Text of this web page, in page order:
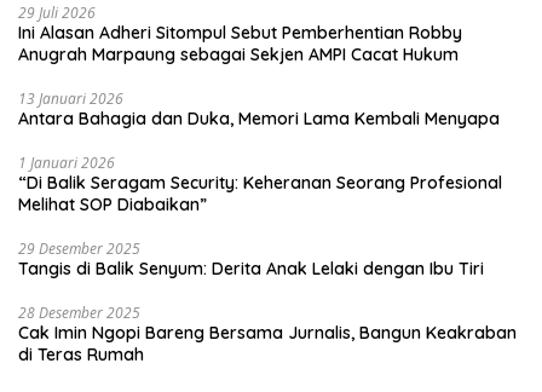
29 Juli 2026
Ini Alasan Adheri Sitompul Sebut Pemberhentian Robby
Anugrah Marpaung sebagai Sekjen AMPI Cacat Hukum
13 Januari 2026
Antara Bahagia dan Duka, Memori Lama Kembali Menyapa
1 Januari 2026
“Di Balik Seragam Security: Keheranan Seorang Profesional
Melihat SOP Diabaikan”
29 Desember 2025
Tangis di Balik Senyum: Derita Anak Lelaki dengan Ibu Tiri
28 Desember 2025
Cak Imin Ngopi Bareng Bersama Jurnalis, Bangun Keakraban
di Teras Rumah